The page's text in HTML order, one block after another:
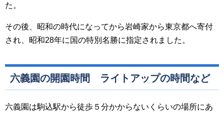
た。
その後、昭和の時代になってから岩崎家から東京都へ寄付
され、昭和28年に国の特別名勝に指定されました。
六義園の開園時間 ライトアップの時間など
六義園は駒込駅から徒歩５分かからないくらいの場所にあ